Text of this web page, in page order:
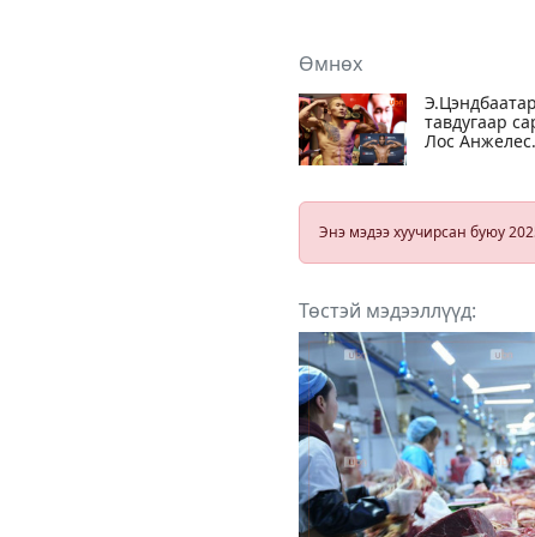
Өмнөх
Э.Цэндбаатар
тавдугаар
Лос Анжелес
хийснээс 18-
Жордан
Энэ мэдээ хуучирсан буюу
Төстэй мэдээллүүд: